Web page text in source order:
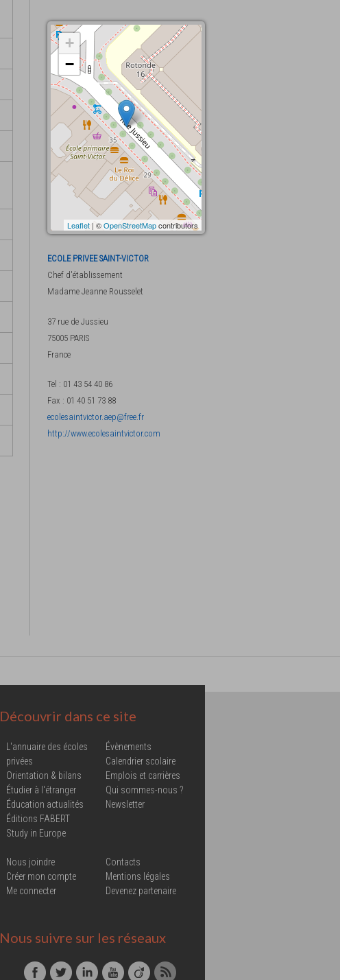
+
−
Leaflet | ©OpenStreetMapcontributors
ECOLE PRIVEE SAINT-VICTOR
Chef d'établissement
Madame Jeanne Rousselet
37 rue de Jussieu
75005 PARIS
France
Tel : 01 43 54 40 86
Fax : 01 40 51 73 88
ecolesaintvictor.aep@free.fr
http://www.ecolesaintvictor.com
Découvrir dans ce site
L'annuaire des écoles
privées
Orientation & bilans
Étudier à l'étranger
Éducation actualités
Éditions FABERT
Study in Europe
Évènements
Calendrier scolaire
Emplois et carrières
Qui sommes-nous ?
Newsletter
Nous joindre
Créer mon compte
Me connecter
Contacts
Mentions légales
Devenez partenaire
Nous suivre sur les réseaux